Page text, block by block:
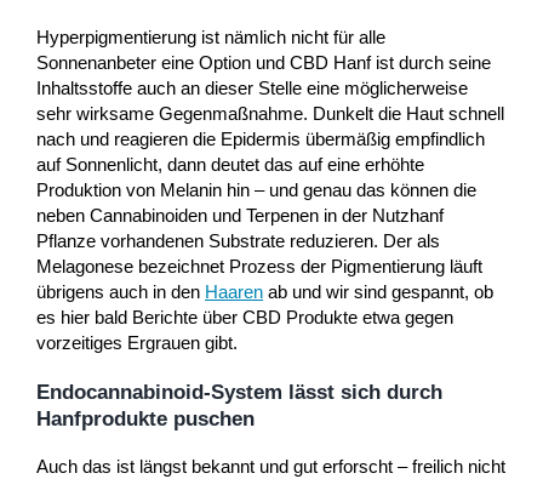
Hyperpigmentierung ist nämlich nicht für alle
Sonnenanbeter eine Option und CBD Hanf ist durch seine
Inhaltsstoffe auch an dieser Stelle eine möglicherweise
sehr wirksame Gegenmaßnahme. Dunkelt die Haut schnell
nach und reagieren die Epidermis übermäßig empfindlich
auf Sonnenlicht, dann deutet das auf eine erhöhte
Produktion von Melanin hin – und genau das können die
neben Cannabinoiden und Terpenen in der Nutzhanf
Pflanze vorhandenen Substrate reduzieren. Der als
Melagonese bezeichnet Prozess der Pigmentierung läuft
übrigens auch in den Haaren ab und wir sind gespannt, ob
es hier bald Berichte über CBD Produkte etwa gegen
vorzeitiges Ergrauen gibt.
Endocannabinoid-System lässt sich durch
Hanfprodukte puschen
Auch das ist längst bekannt und gut erforscht – freilich nicht